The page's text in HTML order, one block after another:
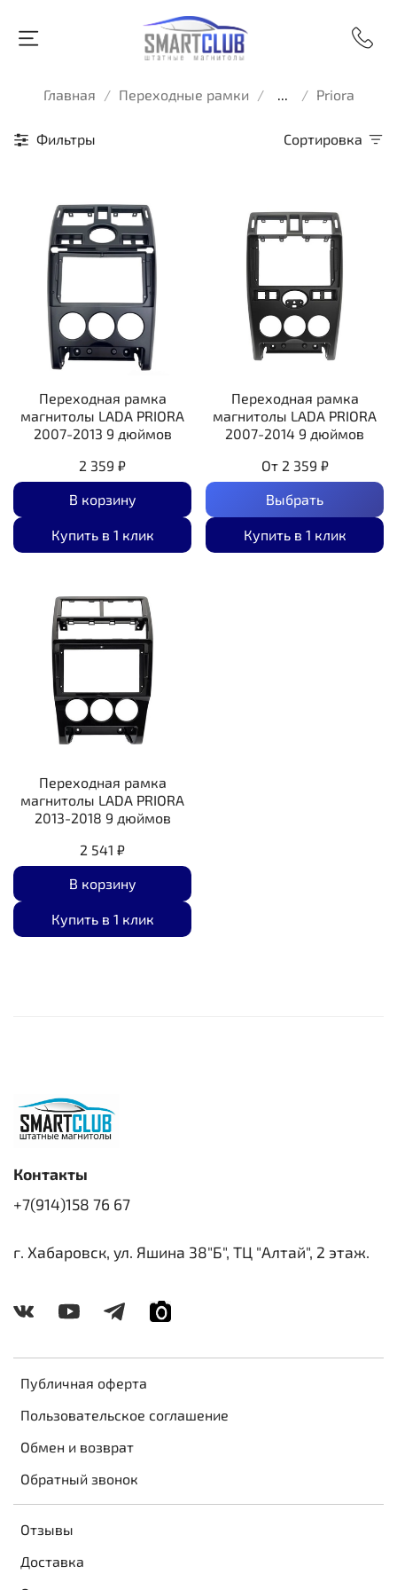
Главная Переходные рамки ... Priora
Фильтры Сортировка
Переходная рамка
магнитолы LADA PRIORA
2007-2013 9 дюймов
2 359 ₽
В корзину
Купить в 1 клик
Переходная рамка
магнитолы LADA PRIORA
2007-2014 9 дюймов
От 2 359 ₽
Выбрать
Купить в 1 клик
Переходная рамка
магнитолы LADA PRIORA
2013-2018 9 дюймов
2 541 ₽
В корзину
Купить в 1 клик
Публичная оферта
Пользовательское соглашение
Обмен и возврат
Обратный звонок
Отзывы
Доставка
Контакты
+7(914)158 76 67
г. Хабаровск, ул. Яшина 38"Б", ТЦ "Алтай", 2 этаж.